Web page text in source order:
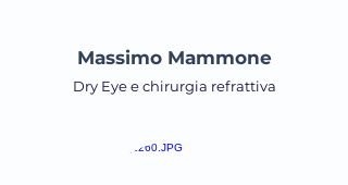
Massimo Mammone
Dry Eye e chirurgia refrattiva